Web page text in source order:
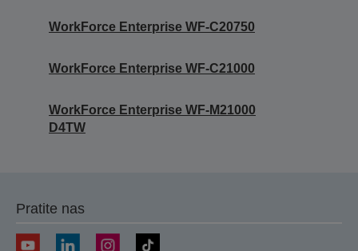
WorkForce Enterprise WF-C20750
WorkForce Enterprise WF-C21000
WorkForce Enterprise WF-M21000
D4TW
Pratite nas